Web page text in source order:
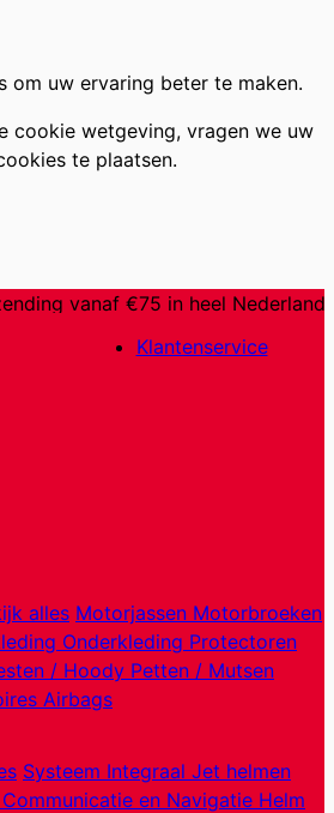
om uw ervaring beter te maken.
cookie wetgeving, vragen we uw
te plaatsen.
vanaf €75 in heel Nederland
jaar een begrip in Nederland
Klantenservice
alles Motorjassen Motorbroeken
Onderkleding Protectoren
/ Hoody Petten / Mutsen
Airbags
Systeem Integraal Jet helmen
Communicatie en Navigatie Helm